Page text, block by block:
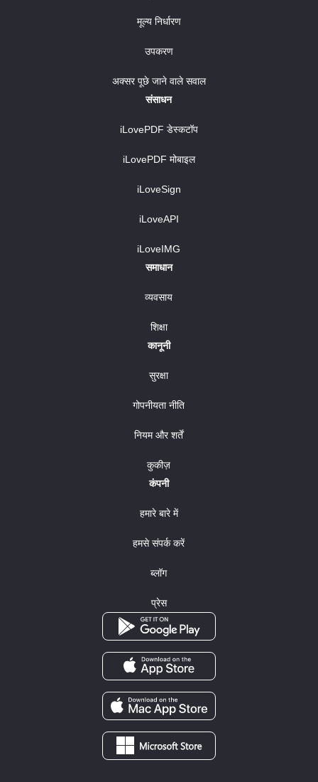
मूल्य निर्धारण
उपकरण
अक्सर पूछे जाने वाले सवाल
संसाधन
iLovePDF डेस्कटॉप
iLovePDF मोबाइल
iLoveSign
iLoveAPI
iLoveIMG
समाधान
व्यवसाय
शिक्षा
कानूनी
सुरक्षा
गोपनीयता नीति
नियम और शर्तें
कुकीज़
कंपनी
हमारे बारे में
हमसे संपर्क करें
ब्लॉग
प्रेस